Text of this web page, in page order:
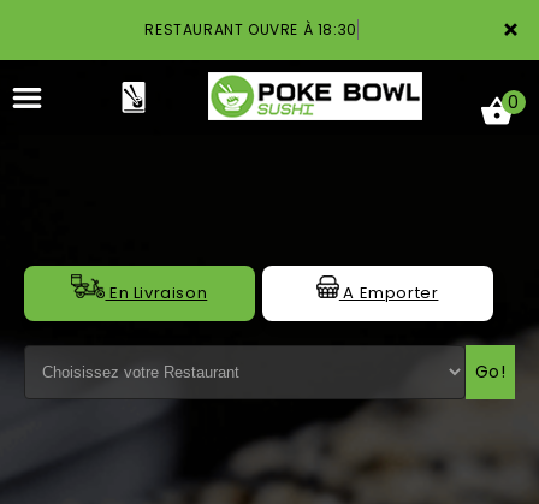
×
RESTAURANT OUVRE À 18:30
ACCUEIL
LA CARTE
0
En Livraison A Emporter
Go!